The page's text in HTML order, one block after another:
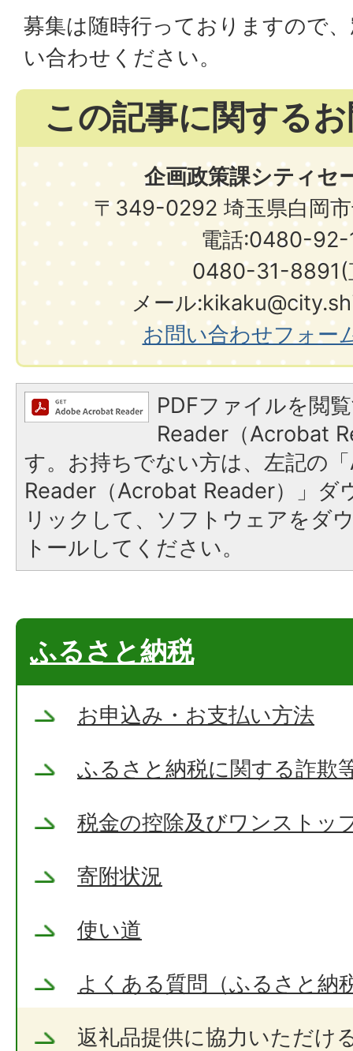
募集は随時行っておりますので
い合わせください。
この記事に関する
企画政策課シティセ
〒349-0292 埼玉県白岡
電話:0480-92-
0480-31-8891(
メール
お問い合わせフォー
PDFファイルを閲
Reader（Acrobat
す。お持ちでない方は、左記の
Reader（Acrobat Reader）」ダ
リックして、ソフトウェアをダ
トールしてください。
ふるさと納税
お申込み・お支払い方法
ふるさと納税に関する詐欺
税金の控除及びワンストッ
寄附状況
使い道
よくある質問（ふるさと納
返礼品提供に協力いただけ